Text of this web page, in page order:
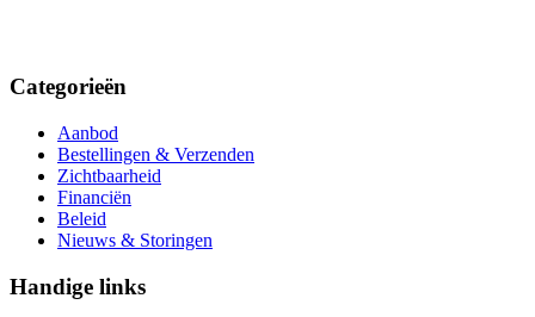
Categorieën
Aanbod
Bestellingen & Verzenden
Zichtbaarheid
Financiën
Beleid
Nieuws & Storingen
Handige links